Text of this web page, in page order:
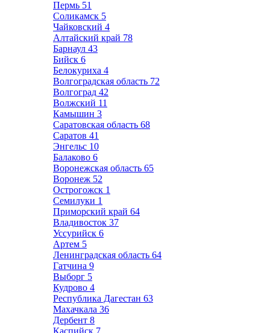
Пермь 51
Соликамск 5
Чайковский 4
Алтайский край 78
Барнаул 43
Бийск 6
Белокуриха 4
Волгоградская область 72
Волгоград 42
Волжский 11
Камышин 3
Саратовская область 68
Саратов 41
Энгельс 10
Балаково 6
Воронежская область 65
Воронеж 52
Острогожск 1
Семилуки 1
Приморский край 64
Владивосток 37
Уссурийск 6
Артем 5
Ленинградская область 64
Гатчина 9
Выборг 5
Кудрово 4
Республика Дагестан 63
Махачкала 36
Дербент 8
Каспийск 7